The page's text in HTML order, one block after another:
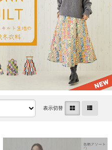
表示切替